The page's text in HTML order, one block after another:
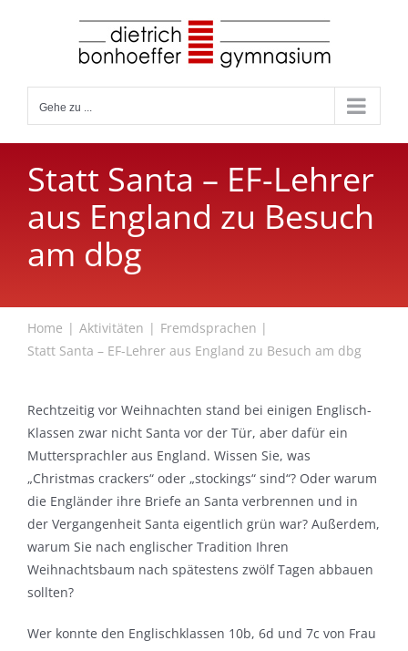
Gehe zu ...
Statt Santa – EF-Lehrer
aus England zu Besuch
am dbg
Home Aktivitäten
Fremdsprachen
Statt Santa – EF-Lehrer aus England zu Besuch am dbg
Rechtzeitig vor Weihnachten stand bei einigen Englisch-
Klassen zwar nicht Santa vor der Tür, aber dafür ein
Muttersprachler aus England. Wissen Sie, was
„Christmas crackers“ oder „stockings“ sind“? Oder warum
die Engländer ihre Briefe an Santa verbrennen und in
der Vergangenheit Santa eigentlich grün war? Außerdem,
warum Sie nach englischer Tradition Ihren
Weihnachtsbaum nach spätestens zwölf Tagen abbauen
sollten?
Wer konnte den Englischklassen 10b, 6d und 7c von Frau